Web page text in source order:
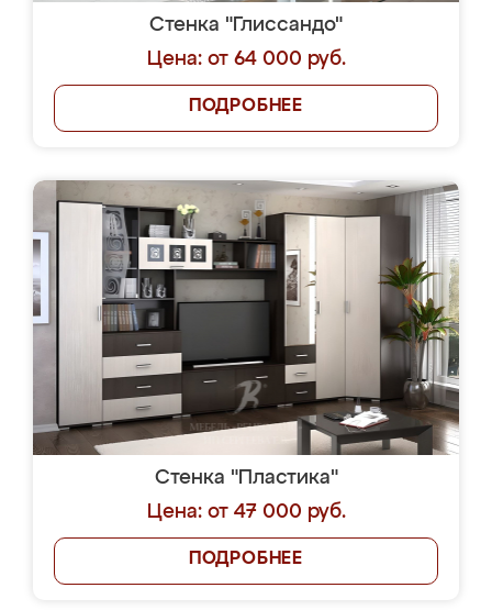
Стенка "Глиссандо"
Цена: от 64 000 руб.
ПОДРОБНЕЕ
Стенка "Пластика"
Цена: от 47 000 руб.
ПОДРОБНЕЕ